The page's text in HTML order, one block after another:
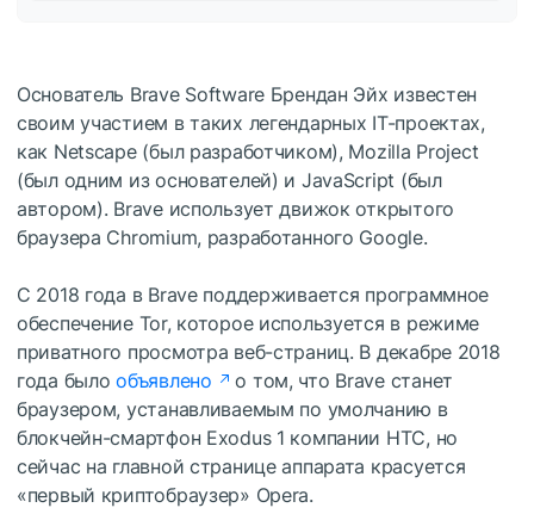
Основатель Brave Software Брендан Эйх известен
своим участием в таких легендарных IT-проектах,
как Netscape (был разработчиком), Mozilla Project
(был одним из основателей) и JavaScript (был
автором). Brave использует движок открытого
браузера Chromium, разработанного Google.
С 2018 года в Brave поддерживается программное
обеспечение Tor, которое используется в режиме
приватного просмотра веб-страниц. В декабре 2018
года былообъявлено
о том, что Brave станет
браузером, устанавливаемым по умолчанию в
блокчейн-смартфон Exodus 1 компании HTC, но
сейчас на главной странице аппарата красуется
«первый криптобраузер» Opera.